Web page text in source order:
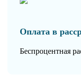
Оплата в
Беспроцентная